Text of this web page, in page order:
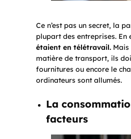
Ce n’est pas un secret, la
plupart des entreprises. En
étaient en télétravail.
matière de transport, ils
fournitures ou encore le
ordinateurs sont allumés.
La
facteurs